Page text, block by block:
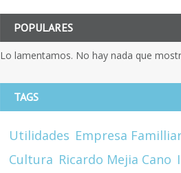
POPULARES
Lo lamentamos. No hay nada que
TAGS
Utilidades Empresa
Cultura Ricardo Mejia Cano